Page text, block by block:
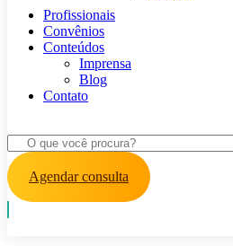
Profissionais
Convênios
Conteúdos
Imprensa
Blog
Contato
Agendar consulta